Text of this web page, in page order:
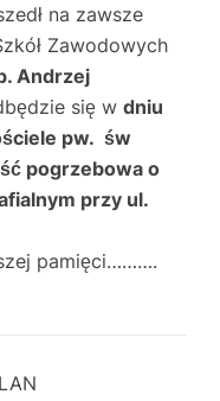
na zawsze
Zawodowych
Andrzej
się w dniu
pw. św
pogrzebowa o
przy ul.
pamięci……….